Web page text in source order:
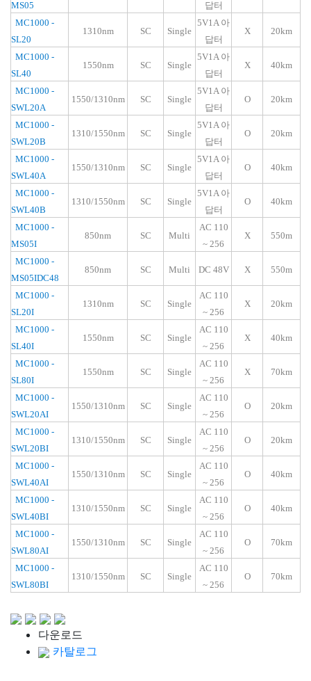
MS05
답터
MC1000 -
SL20
1310nm SC Single
5V1A 아
답터
X 20km
MC1000 -
SL40
1550nm SC Single
5V1A 아
답터
X 40km
MC1000 -
SWL20A
1550/1310nm SC Single
5V1A 아
답터
O 20km
MC1000 -
SWL20B
1310/1550nm SC Single
5V1A 아
답터
O 20km
MC1000 -
SWL40A
1550/1310nm SC Single
5V1A 아
답터
O 40km
MC1000 -
SWL40B
1310/1550nm SC Single
5V1A 아
답터
O 40km
MC1000 -
MS05I
850nm SC Multi
AC 110
~ 256
X 550m
MC1000 -
MS05IDC48
850nm SC Multi DC 48V X 550m
MC1000 -
SL20I
1310nm SC Single
AC 110
~ 256
X 20km
MC1000 -
SL40I
1550nm SC Single
AC 110
~ 256
X 40km
MC1000 -
SL80I
1550nm SC Single
AC 110
~ 256
X 70km
MC1000 -
SWL20AI
1550/1310nm SC Single
AC 110
~ 256
O 20km
MC1000 -
SWL20BI
1310/1550nm SC Single
AC 110
~ 256
O 20km
MC1000 -
SWL40AI
1550/1310nm SC Single
AC 110
~ 256
O 40km
MC1000 -
SWL40BI
1310/1550nm SC Single
AC 110
~ 256
O 40km
MC1000 -
SWL80AI
1550/1310nm SC Single
AC 110
~ 256
O 70km
MC1000 -
SWL80BI
1310/1550nm SC Single
AC 110
~ 256
O 70km
다운로드
카탈로그